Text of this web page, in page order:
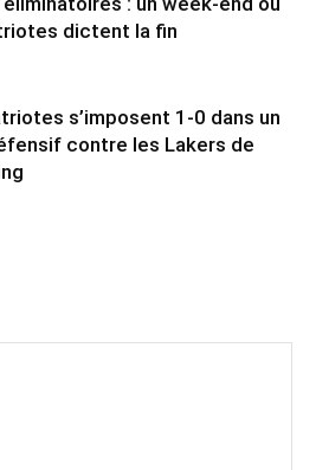
dictent la fin
s’imposent 1-0 dans un
contre les Lakers de